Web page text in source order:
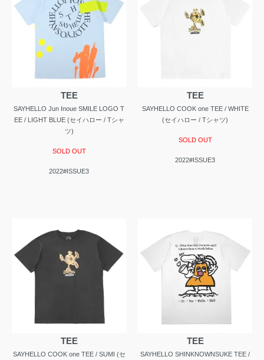
TEE
SAYHELLO Jun Inoue SMILE LOGO T
EE / LIGHT BLUE (セイハロー / Tシャ
ツ)
SOLD OUT
2022#ISSUE3
TEE
SAYHELLO COOK one TEE / WHITE
(セイハロー / Tシャツ)
SOLD OUT
2022#ISSUE3
TEE
SAYHELLO COOK one TEE / SUMI (セ
TEE
SAYHELLO SHINKNOWNSUKE TEE /